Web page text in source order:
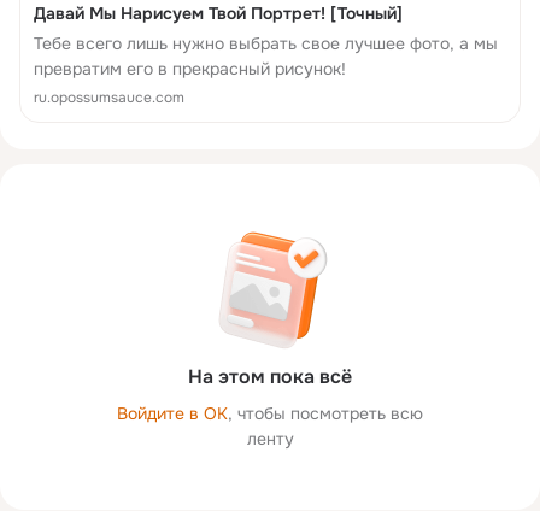
Давай Мы Нарисуем Твой Портрет! [Точный]
Тебе всего лишь нужно выбрать свое лучшее фото, а мы
превратим его в прекрасный рисунок!
ru.opossumsauce.com
На этом пока всё
Войдите в ОК, чтобы посмотреть всю
ленту